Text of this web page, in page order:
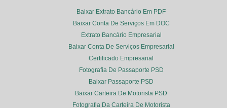
Baixar Extrato Bancário Em PDF
Baixar Conta De Serviços Em DOC
Extrato Bancário Empresarial
Baixar Conta De Serviços Empresarial
Certificado Empresarial
Fotografia De Passaporte PSD
Baixar Passaporte PSD
Baixar Carteira De Motorista PSD
Fotografia Da Carteira De Motorista